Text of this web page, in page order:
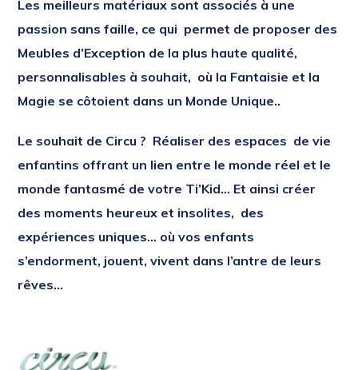
Les meilleurs matériaux sont associés à une
passion sans faille, ce qui permet de proposer des
Meubles d’Exception de la plus haute qualité,
personnalisables à souhait, où la Fantaisie et la
Magie se côtoient dans un Monde Unique..
Le souhait de Circu ? Réaliser des espaces de vie
enfantins offrant un lien entre le monde réel et le
monde fantasmé de votre Ti’Kid… Et ainsi créer
des moments heureux et insolites, des
expériences uniques… où vos enfants
s’endorment, jouent, vivent dans l’antre de leurs
rêves…